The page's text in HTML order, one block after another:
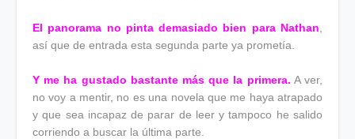
El panorama no pinta demasiado bien para Nathan
así que de entrada esta segunda parte ya prometía.
Y me ha gustado bastante más que la primera. A ver,
no voy a mentir, no es una novela que me haya atrapado
y que sea incapaz de parar de leer y tampoco he salido
corriendo a buscar la última parte.